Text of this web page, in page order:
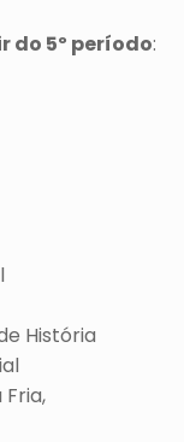
do 5º período:
História